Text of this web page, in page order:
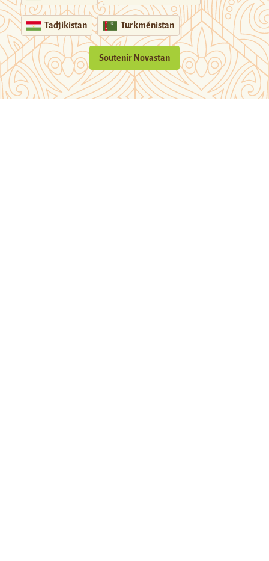
Tadjikistan Turkménistan
Soutenir Novastan